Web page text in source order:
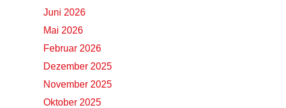
Juni 2026
Mai 2026
Februar 2026
Dezember 2025
November 2025
Oktober 2025